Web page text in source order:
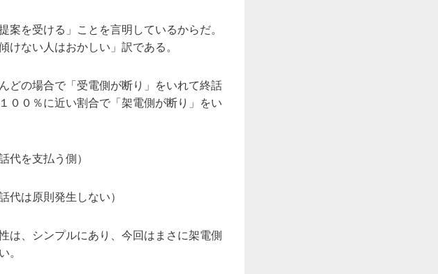
案を受ける」ことを言明しているからだ。
ない人はおかしい」訳である。
どの場合で「受電側が断り」をいれて終話
００％に近い割合で「架電側が断り」をい
代を支払う側）
代は原則発生しない）
は、シンプルにあり、今回はまさに架電側